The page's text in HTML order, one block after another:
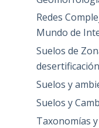
Redes
Mundo de
Suelos de
desertificación
Suelos y
Suelos y
Taxonomías